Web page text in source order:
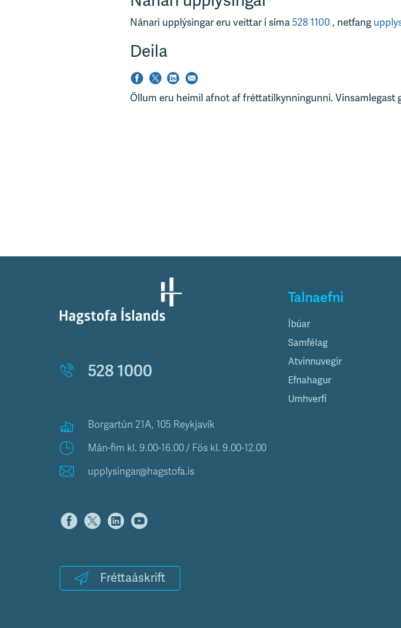
Nánari upplýsingar eru veittar í síma528 1100 , netfang
Deila
Öllum eru heimil afnot af fréttatilkynningunni. Vinsamlegast
528 1000
Borgartún 21A, 105 Reykjavík
Mán-fim kl. 9.00-16.00 / Fös kl. 9.00-12.00
upplysingar@hagstofa.is
Fréttaáskrift
Talnaefni
Íbúar
Samfélag
Atvinnuvegir
Efnahagur
Umhverfi